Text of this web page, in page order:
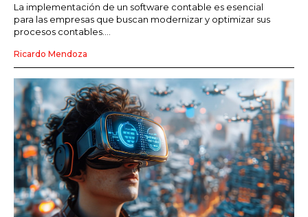
La implementación de un software contable es esencial
para las empresas que buscan modernizar y optimizar sus
procesos contables....
Ricardo Mendoza